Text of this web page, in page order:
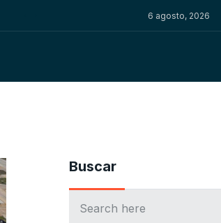
6 agosto, 2026
Buscar